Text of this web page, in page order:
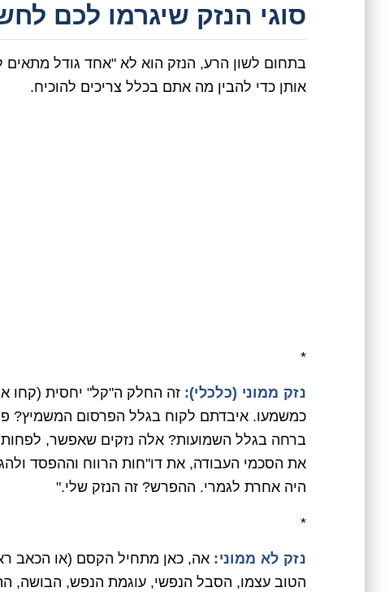
סוגי הנזק שיגרמו לכם
בתחום לשון הרע, הנזק הוא לא "אחד גודל מתאים
אותן כדי להבין מה אתם בכלל צריכים להוכיח.
*
נזק ממוני (כלכלי): זה החלק ה"קל" יחסית (קחו
כמשמעו. איבדתם לקוח בגלל הפרסום המשמיץ?
ברחה בגלל השמועות? אלה נזקים שאפשר,
את הסכמי העבודה, את דו"חות הרווח וההפסד
היה אחרת לגמרי. ההפרש? זה הנזק שלי."
*
נזק לא ממוני: אה, כאן מתחיל הקסם (או הכאב
הטוב עצמו, הסבל הנפשי, עוגמת הנפש, הבושה,